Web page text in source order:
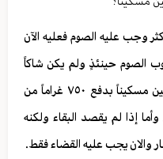
وجب عليه الصوم فعليه الآن
الصوم حينئذٍ ولم يكن شاكاً
فعليه القضاء فقط، ويكفي اطعام ستين مسكيناً بدفع ٧٥٠ غراماً من
إذا لم يقصد البقاء ولكنه
والان يجب عليه القضاء فقط.